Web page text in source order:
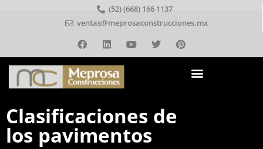
(52) (668) 166 1137
ventas@meprosaconstrucciones.mx
Clasificaciones de
los pavimentos